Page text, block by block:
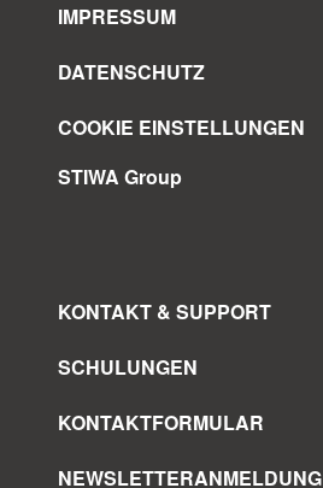
IMPRESSUM
DATENSCHUTZ
COOKIE EINSTELLUNGEN
STIWA Group
KONTAKT & SUPPORT
SCHULUNGEN
KONTAKTFORMULAR
NEWSLETTERANMELDUNG